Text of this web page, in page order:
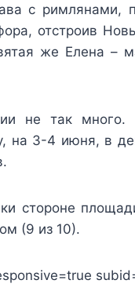
с римлянами,
отстроив
же Елена –
не так
на 3-4 июня, в
стороне
(9 из 10).